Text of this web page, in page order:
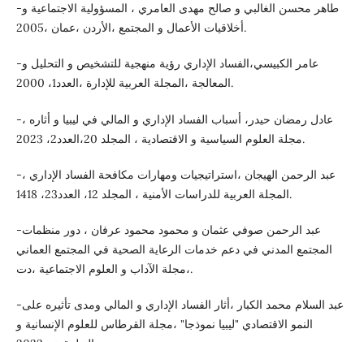
-طاهر محسن الغالبي و صالح مهدى العامري ، المسؤولية الاجتماعية و
أخلاقيات الأعمال و المجتمع ،الأردن ،عمان ،2005.
-عامر الكبيسي،الفساد الإداري رؤية منهجية للتشخيص و التحليل و
المعالجة ،المجلة العربية للإدارة ،العدد1، 2000.
-عادل رمضان حيدر، أسباب الفساد الإداري و المالي في ليبيا و أثاره ،
مجلة العلوم السياسية و الاقتصادية ، المجلد 20،العدد2، 2023.
-عبد الرحمن الهيجان ،استراتيجيات ومهارات مكافحة الفساد الإداري ،
المجلة العربية للدراسات الأمنية ، المجلد 12، العدد23، 1418.
-عبد الرحمن صوفي عثمان و محمود محمود عرفان ، دور منظمات
المجتمع المدني في دعم خدمات الرعاية الصحية في المجتمع العماني
،مجلة الآداب و العلوم الاجتماعية ،دت.
-عبد السلام محمد الكبار ،أثار الفساد الإداري و المالي ومدى تأثيره على
النمو الاقتصادي "ليبيا نموذجا" ،مجلة القرطاس للعلوم الإنسانية و